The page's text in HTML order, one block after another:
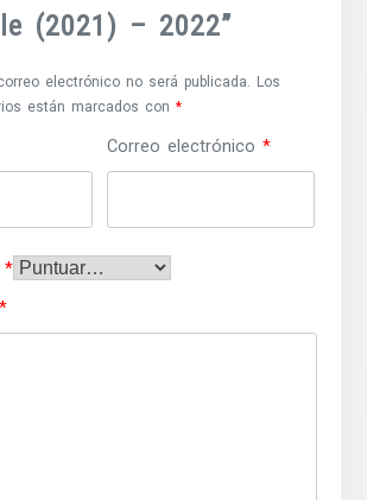
(2021) – 2022”
electrónico no será publicada. Los
están marcados con*
Correo electrónico*
*
*